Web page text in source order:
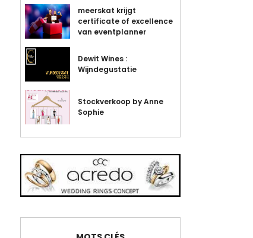
meerskat krijgt
certificate of excellence
van eventplanner
Dewit Wines :
Wijndegustatie
Stockverkoop by Anne
Sophie